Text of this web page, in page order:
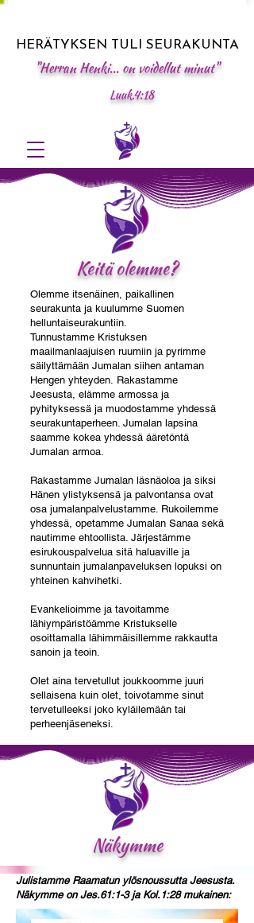
HERÄTYKSEN TULI SEURAKUNTA
"Herran Henki... on voidellut minut"
Luuk.4:18
Keitä olemme?
Olemme itsenäinen, paikallinen
seurakunta ja kuulumme Suomen
helluntaiseurakuntiin.
Tunnustamme Kristuksen
maailmanlaajuisen ruumiin ja pyrimme
säilyttämään Jumalan siihen antaman
Hengen yhteyden. Rakastamme
Jeesusta, elämme armossa ja
pyhityksessä ja muodostamme yhdessä
seurakuntaperheen. Jumalan lapsina
saamme kokea yhdessä ääretöntä
Jumalan armoa.
Rakastamme Jumalan läsnäoloa ja siksi
Hänen ylistyksensä ja palvontansa ovat
osa jumalanpalvelustamme. Rukoilemme
yhdessä, opetamme Jumalan Sanaa sekä
nautimme ehtoollista. Järjestämme
esirukouspalvelua sitä haluaville ja
sunnuntain jumalanpaveluksen lopuksi on
yhteinen kahvihetki.
Evankelioimme ja tavoitamme
lähiympäristöämme Kristukselle
osoittamalla lähimmäisillemme rakkautta
sanoin ja teoin.
Olet aina tervetullut joukkoomme juuri
sellaisena kuin olet, toivotamme sinut
tervetulleeksi joko kyläilemään tai
perheenjäseneksi.
Näkymme
Julistamme Raamatun ylösnoussutta Jeesusta.
Näkymme on Jes.61:1-3 ja Kol.1:28 mukainen: